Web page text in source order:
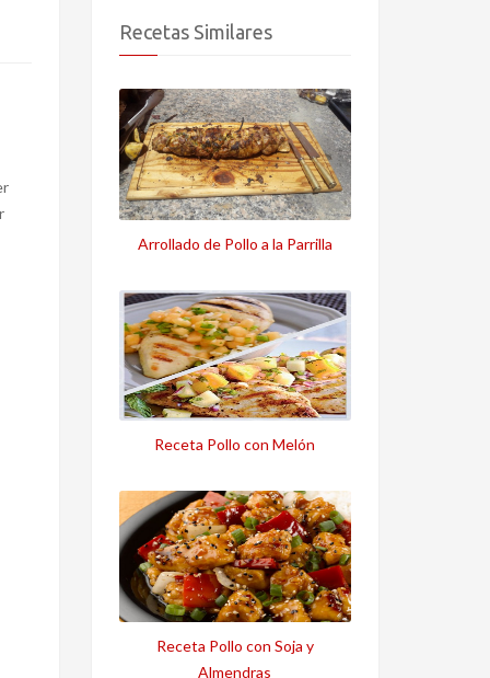
Recetas Similares
Arrollado de Pollo a la Parrilla
Receta Pollo con Melón
Receta Pollo con Soja y
Almendras